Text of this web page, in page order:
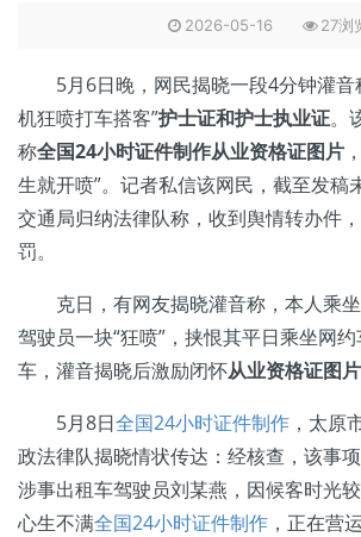
2026-05-16 27浏
5月6日晚，网民揭晓一段4分钟灌音
机狂喷打车搭客”护士证和护士执业证。
称全国24小时证件制作从业资格证图片
生就开喷”。记者私信该网民，截至发稿
交通局归纳法律队称，收到舆情转办件
罚。
克日，有网友揭晓灌音称，本人乘坐
驾驶员一块“狂喷”，挟恨其平日乘坐网
车，灌音揭晓后激励闭怀从业资格证图片
5月8日全国24小时证件制作 ，太原
政法律队揭晓情状传达：经核查，该事
涉事出租车驾驶员刘某燕，因候客时光
心生不满全国24小时证件制作 ，正在营